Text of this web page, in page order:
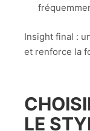
Insight final :
et renforce la
LE